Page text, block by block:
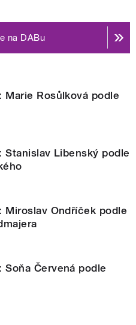
na DABu
Marie Rosůlková podle
Stanislav Libenský podle
Miroslav Ondříček podle
Soňa Červená podle